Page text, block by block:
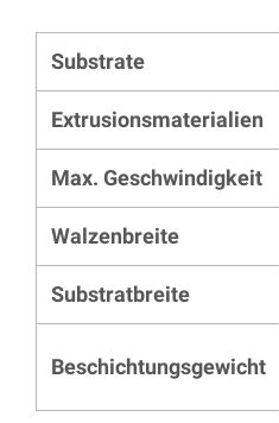
Substrate
Extrusionsmaterialien
Max. Geschwindigkeit
Walzenbreite
Substratbreite
Beschichtungsgewicht